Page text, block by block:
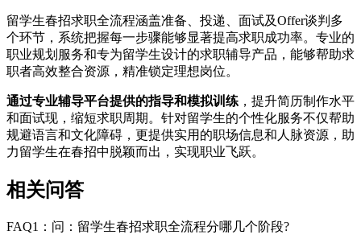
留学生春招求职全流程涵盖准备、投递、面试及Offer谈判多
个环节，系统把握每一步骤能够显著提高求职成功率。专业的
职业规划服务和专为留学生设计的求职辅导产品，能够帮助求
职者高效整合资源，精准锁定理想岗位。
通过专业辅导平台提供的指导和模拟训练 ，提升简历制作水平
和面试现，缩短求职周期。针对留学生的个性化服务不仅帮助
规避语言和文化障碍，更提供实用的职场信息和人脉资源，助
力留学生在春招中脱颖而出，实现职业飞跃。
相关问答
FAQ1：问：留学生春招求职全流程分哪几个阶段?